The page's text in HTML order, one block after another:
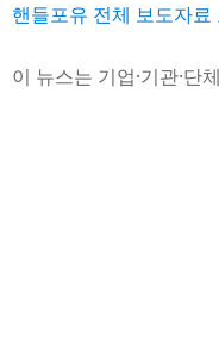
핸들포유 전체 보도자료
이 뉴스는 기업·기관·